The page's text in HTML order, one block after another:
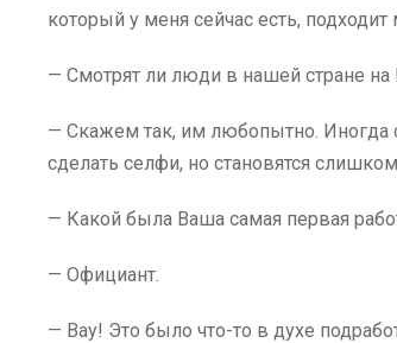
который у меня сейчас есть,
— Смотрят ли люди в нашей стране на
— Скажем так, им любопытно. Иногда
сделать селфи, но становятся
— Какой была Ваша самая первая
— Официант.
— Вау! Это было что-то в духе